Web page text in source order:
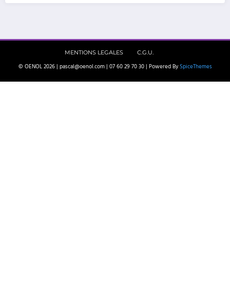
MENTIONS LEGALES C.G.U.
© OENOL 2026 | pascal@oenol.com | 07 60 29 70 30 | Powered By SpiceThemes